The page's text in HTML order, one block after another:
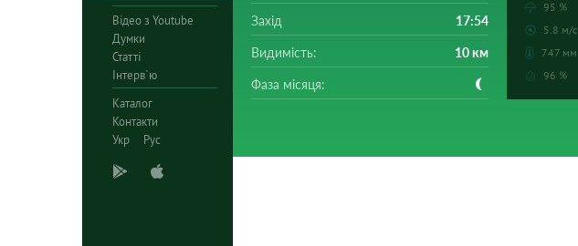
Відео з Youtube
Думки
Статті
Інтерв`ю
Каталог
Контакти
Укр
Рус
Захід 17:54
Видимість: 10 км
Фаза місяця:
95 %
5.8 м/с
747 мм
96 %